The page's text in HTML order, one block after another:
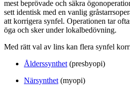
mest beprövade och säkra
sett identisk med en vanlig
att korrigera synfel. Operationen tar
öga och sker under lokalbedövning.
Med rätt val av lins kan flera synfel
Ålderssynthet (presbyopi)
Närsynthet (myopi)